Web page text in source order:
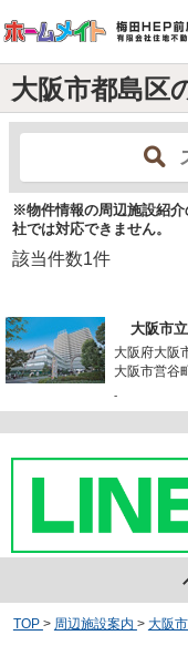
大阪市都島区
※物件情報の周辺施設紹
社では対応できません。
該当件数1件
大阪市
大阪府大阪
大阪市営谷
-
TOP > 周辺施設案内 > 大阪